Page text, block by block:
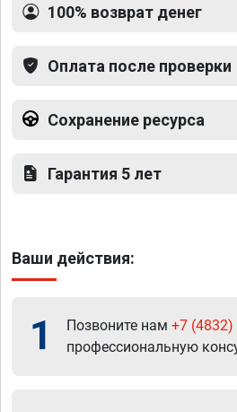
100% возврат денег
Оплата после проверки
Сохранение ресурса
Гарантия 5 лет
Ваши действия:
1 Позвоните нам +7 (4832)
профессиональную